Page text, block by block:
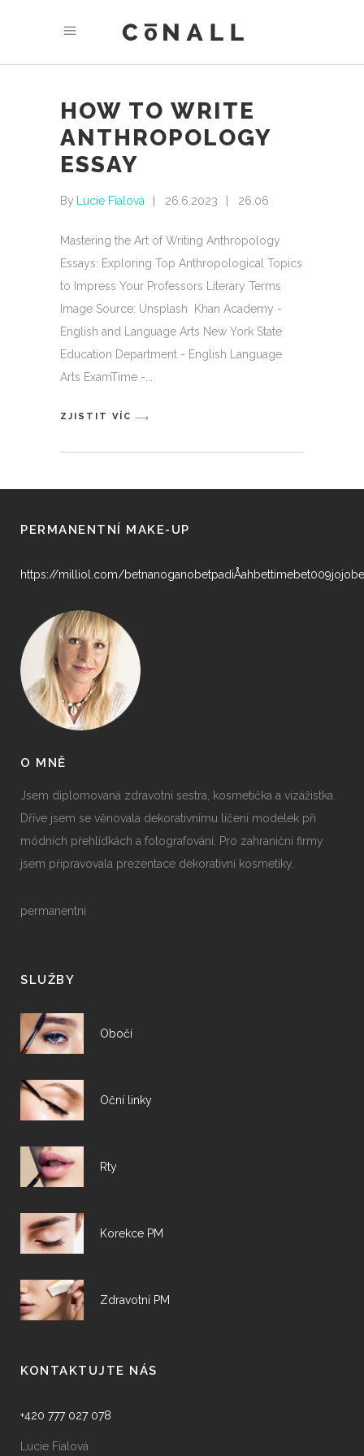
HOW TO WRITE
ANTHROPOLOGY
ESSAY
By Lucie Fialová 26.6.2023 26.06
Mastering the Art of Writing Anthropology
Essays: Exploring Top Anthropological Topics
to Impress Your Professors Literary Terms ‍
Image Source: Unsplash ‍ Khan Academy -
English and Language Arts New York State
Education Department - English Language
Arts ExamTime -
ZJISTIT VÍC
PERMANENTNÍ MAKE-UP
https://milliol.com/betnanoganobetpadiÅahbettimebet009
O MNĚ
Jsem diplomovaná zdravotní sestra, kosmetička a vizážistka.
Dříve jsem se věnovala dekorativnímu líčení modelek při
módních přehlídkách a fotografování. Pro zahraniční firmy
jsem připravovala prezentace dekorativní kosmetiky.
permanentni
SLUŽBY
Obočí
Oční linky
Rty
Korekce PM
Zdravotní PM
KONTAKTUJTE NÁS
+420 777 027 078
Lucie Fialová